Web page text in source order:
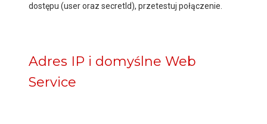
dostępu (user oraz secretId), przetestuj połączenie.
Adres IP i domyślne Web
Service